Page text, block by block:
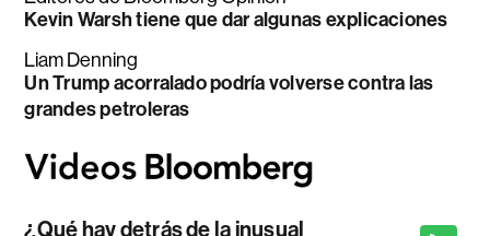
Kevin Warsh tiene que dar algunas explicaciones
Liam Denning
Un Trump acorralado podría volverse contra las
grandes petroleras
¿Qué hay detrás de la inusual